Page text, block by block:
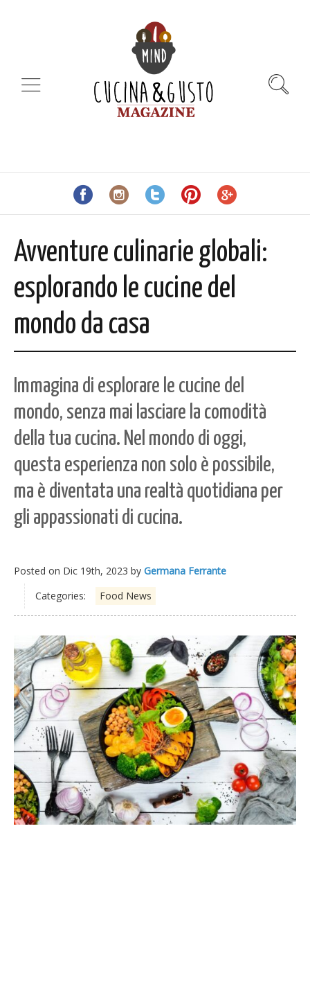
Avventure culinarie globali:
esplorando le cucine del
mondo da casa
Immagina di esplorare le cucine del
mondo, senza mai lasciare la comodità
della tua cucina. Nel mondo di oggi,
questa esperienza non solo è possibile,
ma è diventata una realtà quotidiana per
gli appassionati di cucina.
Posted on Dic 19th, 2023 by Germana Ferrante
Categories:
Food News